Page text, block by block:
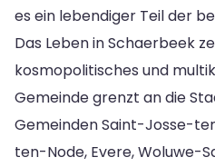
es ein lebendiger Teil der
Das Leben in Schaerbeek
kosmopolitisches und
Gemeinde grenzt an die
Gemeinden Saint-Josse-
ten-Node, Evere, Woluwe-